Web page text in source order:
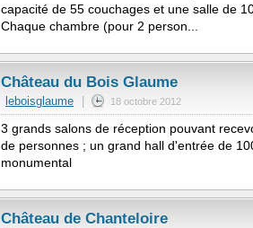
capacité de 55 couchages et une salle de
Chaque chambre (pour 2 person...
Château du Bois Glaume
leboisglaume 18 octobre 2012
3 grands salons de réception pouvant
de personnes ; un grand hall d'entrée de
monumental
Château de Chanteloire